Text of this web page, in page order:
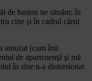
de baston ne situăm; în
cine şi în cadrul cărui
amuzat (cum îmi
de apartenenţă şi mă
în sine n-a distorsionat